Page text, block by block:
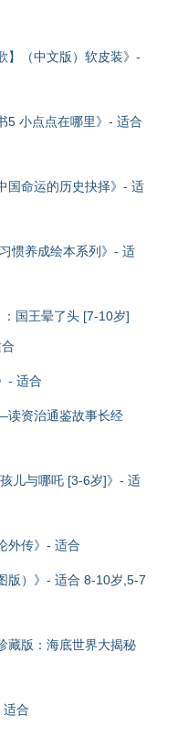
】（中文版）软皮装》-
5 小点点在哪里》- 适合
国命运的历史抉择》- 适
惯养成绘本系列》- 适
国王晕了头 [7-10岁]
- 适合
资治通鉴故事长经
儿与哪吒 [3-6岁]》- 适
外传》- 适合
版）》- 适合 8-10岁,5-7
藏版：海底世界大揭秘
适合